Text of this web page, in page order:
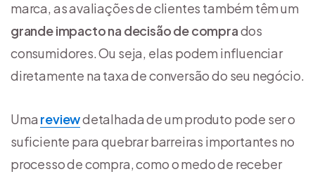
marca, as avaliações de clientes também têm um
grande impacto na decisão de comprados
consumidores. Ou seja, elas podem influenciar
diretamente na taxa de conversão do seu negócio.
Uma reviewdetalhada de um produto pode ser o
suficiente para quebrar barreiras importantes no
processo de compra, como o medo de receber